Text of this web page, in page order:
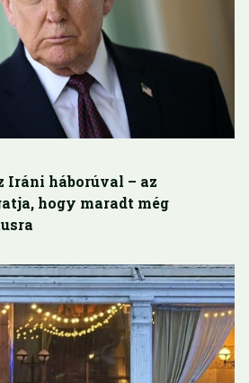
Iráni háborúval – az
hogy maradt még